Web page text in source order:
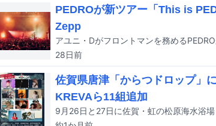
PEDROが新ツアー「This is
Zepp
28日前
佐賀県唐津「からつドロップ」
KREVAら11組追加